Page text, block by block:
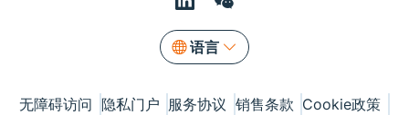
语言
无障碍访问 隐私门户 服务协议 销售条款 Cookie政策